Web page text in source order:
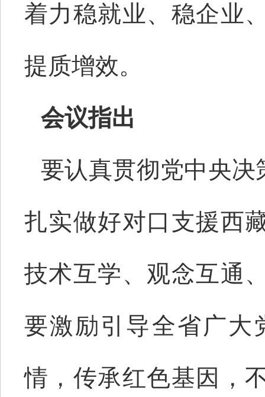
着力稳就业、稳企业
提质增效。
会议指出
要认真贯彻党中央
扎实做好对口支援西
技术互学、观念互通
要激励引导全省广大
情，传承红色基因，